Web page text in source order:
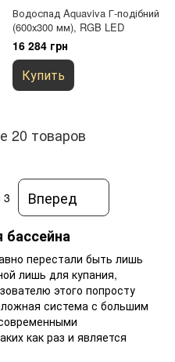
Водоспад Aquaviva Г-подібний
(600х300 мм), RGB LED
16 284 грн
Купить
20 товаров
3
Вперед
перестали быть лишь
лишь для купания,
этого попросту
система с большим
как раз и является